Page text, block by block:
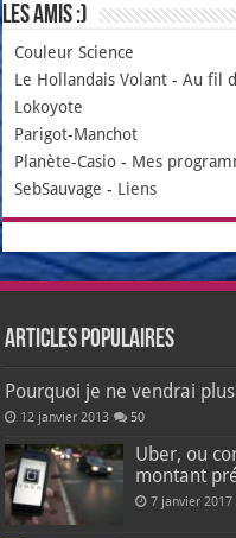
Les amis :)
Couleur Science
Le Hollandais Volant -Au fil
Lokoyote
Parigot-Manchot
Planète-Casio - Mes
SebSauvage - Liens
Articles populaires
Pourquoi je ne vendrai
12 janvier 2013 50
Uber, ou
montant
7 janvier 2017